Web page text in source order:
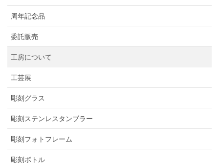
周年記念品
委託販売
工房について
工芸展
彫刻グラス
彫刻ステンレスタンブラー
彫刻フォトフレーム
彫刻ボトル